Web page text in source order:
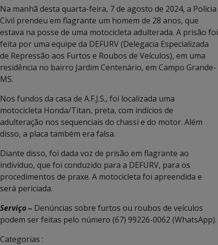
Na manhã desta quarta-feira, 7 de agosto de 2024, a Polícia
Civil prendeu em flagrante um homem de 28 anos, que
estava na posse de uma motocicleta adulterada. A prisão foi
feita por uma equipe da DEFURV (Delegacia Especializada
de Repressão aos Furtos e Roubos de Veículos), em uma
residência no bairro Jardim Centenário, em Campo Grande-
MS.
Nos fundos da casa de A.F.J.S., foi localizada uma
motocicleta Honda/Titan, preta, com indícios de
adulteração nos sequenciais do chassi e do motor. Além
disso, a placa também era falsa.
Diante disso, foi dada voz de prisão em flagrante ao
indivíduo, que foi conduzido para a DEFURV, para os
procedimentos de praxe. A motocicleta foi apreendida e
será periciada.
Serviço – Denúncias sobre furtos ou roubos de veículos
podem ser feitas pelo número (67) 99226-0062 (WhatsApp).
Categorias :